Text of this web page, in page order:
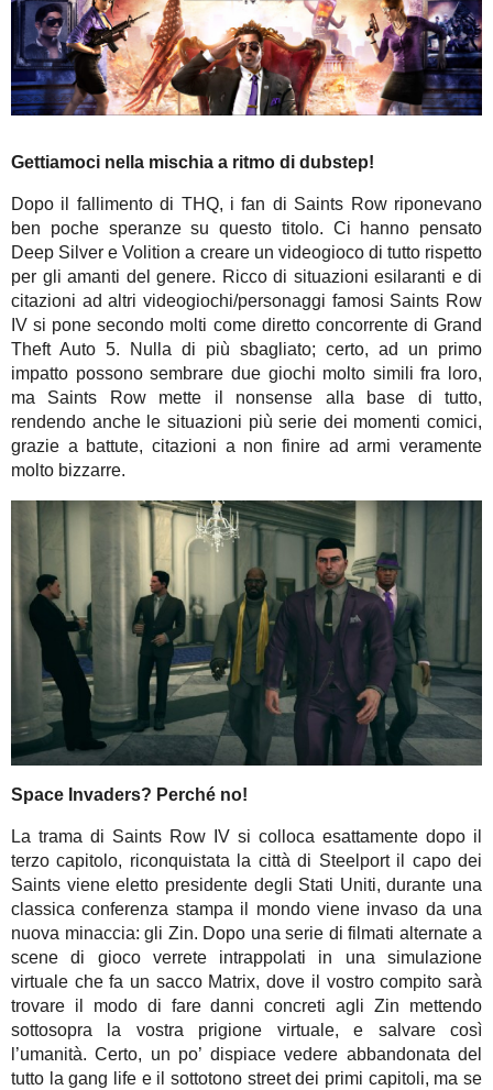
Gettiamoci nella mischia a ritmo di dubstep!
Dopo il fallimento di THQ, i fan di Saints Row riponevano
ben poche speranze su questo titolo. Ci hanno pensato
Deep Silver e Volition a creare un videogioco di tutto rispetto
per gli amanti del genere. Ricco di situazioni esilaranti e di
citazioni ad altri videogiochi/personaggi famosi Saints Row
IV si pone secondo molti come diretto concorrente di Grand
Theft Auto 5. Nulla di più sbagliato; certo, ad un primo
impatto possono sembrare due giochi molto simili fra loro,
ma Saints Row mette il nonsense alla base di tutto,
rendendo anche le situazioni più serie dei momenti comici,
grazie a battute, citazioni a non finire ad armi veramente
molto bizzarre.
Space Invaders? Perché no!
La trama di Saints Row IV si colloca esattamente dopo il
terzo capitolo, riconquistata la città di Steelport il capo dei
Saints viene eletto presidente degli Stati Uniti, durante una
classica conferenza stampa il mondo viene invaso da una
nuova minaccia: gli Zin. Dopo una serie di filmati alternate a
scene di gioco verrete intrappolati in una simulazione
virtuale che fa un sacco Matrix, dove il vostro compito sarà
trovare il modo di fare danni concreti agli Zin mettendo
sottosopra la vostra prigione virtuale, e salvare così
l’umanità. Certo, un po’ dispiace vedere abbandonata del
tutto la gang life e il sottotono street dei primi capitoli, ma se